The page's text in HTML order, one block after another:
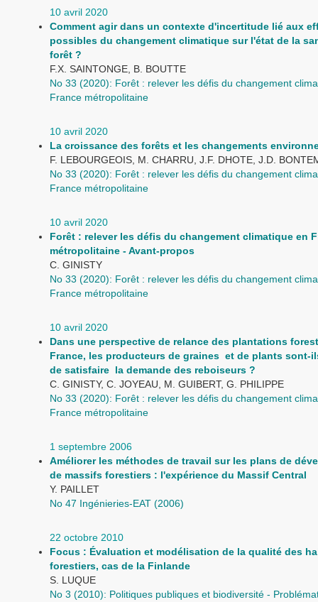
10 avril 2020
Comment agir dans un contexte d'incertitude lié aux
possibles du changement climatique sur l'état de la
forêt ?
F.X. SAINTONGE, B. BOUTTE
No 33 (2020): Forêt : relever les défis du changement
France métropolitaine
10 avril 2020
La croissance des forêts et les changements
F. LEBOURGEOIS, M. CHARRU, J.F. DHOTE, J.D.
No 33 (2020): Forêt : relever les défis du changement
France métropolitaine
10 avril 2020
Forêt : relever les défis du changement climatique en
métropolitaine - Avant-propos
C. GINISTY
No 33 (2020): Forêt : relever les défis du changement
France métropolitaine
10 avril 2020
Dans une perspective de relance des plantations
France, les producteurs de graines et de plants sont-
de satisfaire la demande des reboiseurs ?
C. GINISTY, C. JOYEAU, M. GUIBERT, G. PHILIPPE
No 33 (2020): Forêt : relever les défis du changement
France métropolitaine
1 septembre 2006
Améliorer les méthodes de travail sur les plans de
de massifs forestiers : l'expérience du Massif Central
Y. PAILLET
No 47 Ingénieries-EAT (2006)
22 octobre 2010
Focus : Évaluation et modélisation de la qualité des
forestiers, cas de la Finlande
S. LUQUE
No 3 (2010): Politiques publiques et biodiversité -